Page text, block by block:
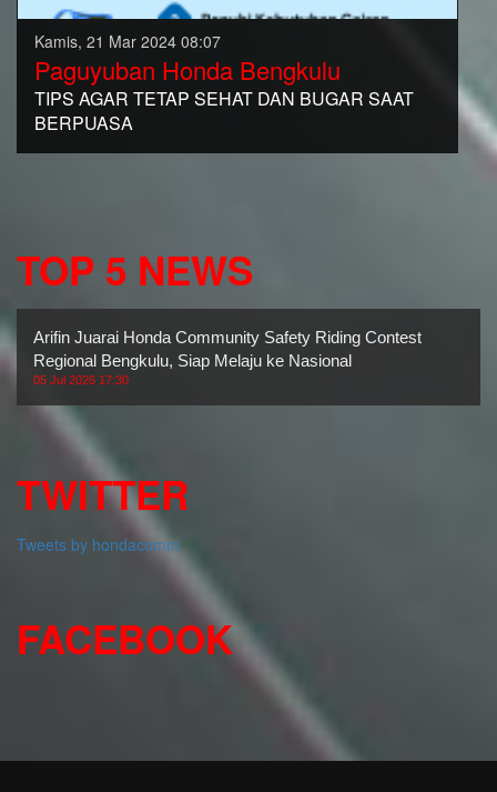
Kamis, 21 Mar 2024 08:07
Paguyuban Honda Bengkulu
TIPS AGAR TETAP SEHAT DAN BUGAR SAAT
BERPUASA
TOP 5 NEWS
Arifin Juarai Honda Community Safety Riding Contest
Regional Bengkulu, Siap Melaju ke Nasional
05 Jul 2026 17:30
TWITTER
Tweets by hondacomm
FACEBOOK